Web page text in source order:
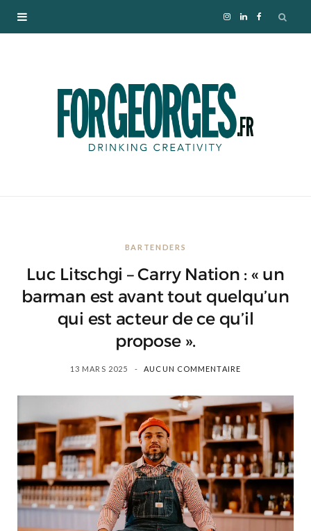
I
s
m
L
k
BARTENDERS
Luc Litschgi – Carry Nation : « un
barman est avant tout quelqu’un
qui est acteur de ce qu’il
propose ».
13 MARS 2025 AUCUN COMMENTAIRE